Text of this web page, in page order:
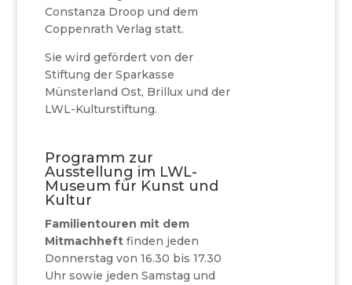
Constanza Droop und dem
Coppenrath Verlag statt.
Sie wird gefördert von der
Stiftung der Sparkasse
Münsterland Ost, Brillux und der
LWL-Kulturstiftung.
Programm zur
Ausstellung im LWL-
Museum für Kunst und
Kultur
Familientouren mit dem
Mitmachheft finden jeden
Donnerstag von 16.30 bis 17.30
Uhr sowie jeden Samstag und